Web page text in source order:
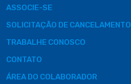
ASSOCIE-SE
SOLICITAÇÃO DE CANCELAMENTO
TRABALHE CONOSCO
CONTATO
ÁREA DO COLABORADOR